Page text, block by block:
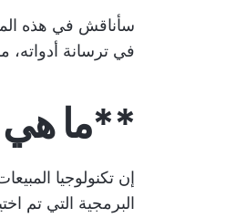
سأناقش في هذه
في ترسانة أدواته،
**ما هي
إن تكنولوجيا
البرمجية التي تم